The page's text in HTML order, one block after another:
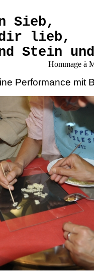
Sieb,
lieb,
Stein
Hommage à
Performance mit